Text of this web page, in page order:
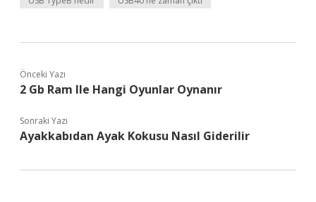
Önceki Yazı
2 Gb Ram Ile Hangi Oyunlar Oynanır
Sonraki Yazı
Ayakkabıdan Ayak Kokusu Nasıl Giderilir